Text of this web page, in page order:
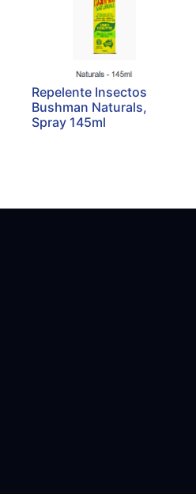
Repelente Insectos
Bushman Naturals,
Spray 145ml